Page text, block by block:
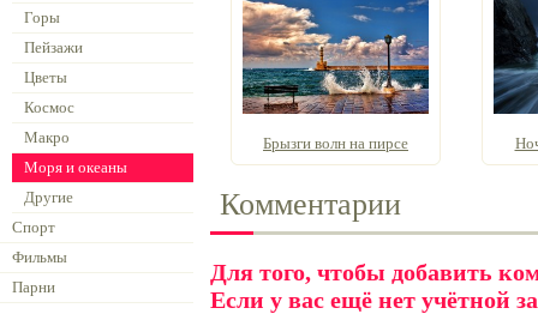
Горы
Пейзажи
Цветы
Космос
Макро
Моря и океаны
Другие
Спорт
Фильмы
Парни
Брызги волн на пирсе
Комментарии
Для того, чтобы добавить
Если у вас ещё нет учётной